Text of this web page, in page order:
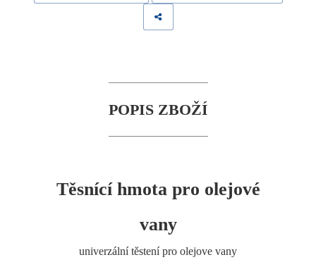
POPIS ZBOŽÍ
Těsnící hmota pro olejové
vany
univerzální těstení pro olejove vany